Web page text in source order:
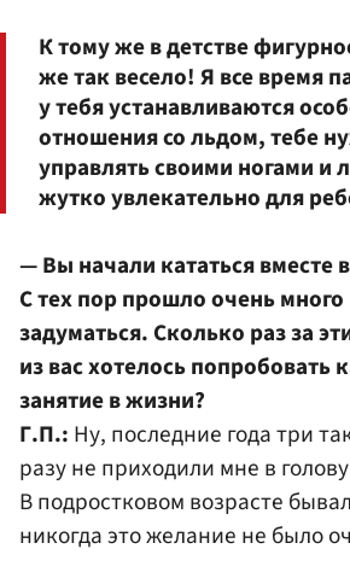
К тому же в детстве
же так весело! Я все время
у тебя устанавливаются
отношения со льдом, тебе
управлять своими ногами и
жутко увлекательно для
— Вы начали кататься вместе
С тех пор прошло очень
задуматься. Сколько раз за
из вас хотелось попробовать
занятие в жизни?
Г.П.: Ну, последние года три
разу не приходили мне в
В подростковом возрасте
никогда это желание не было